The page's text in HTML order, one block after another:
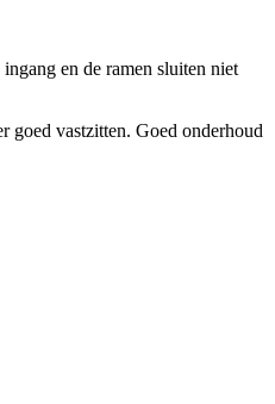
en de ramen sluiten niet
goed vastzitten. Goed onderhoud